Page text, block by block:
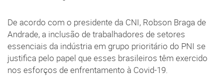
De acordo com o presidente da CNI, Robson Braga de
Andrade, a inclusão de trabalhadores de setores
essenciais da indústria em grupo prioritário do PNI se
justifica pelo papel que esses brasileiros têm exercido
nos esforços de enfrentamento à Covid-19.